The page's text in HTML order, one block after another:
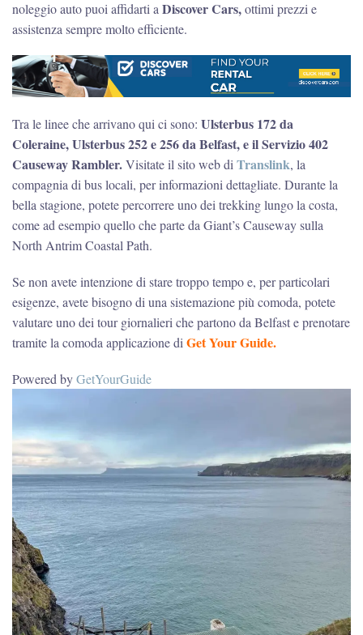
noleggio auto puoi affidarti aDiscover Cars,ottimi prezzi e
assistenza sempre molto efficiente.
Tra le linee che arrivano qui ci sono: Ulsterbus 172 da
Coleraine, Ulsterbus 252 e 256 da Belfast, e il Servizio 402
Causeway Rambler.Visitate il sito web di Translink, la
compagnia di bus locali, per informazioni dettagliate. Durante la
bella stagione, potete percorrere uno dei trekking lungo la costa,
come ad esempio quello che parte da Giant’s Causeway sulla
North Antrim Coastal Path.
Se non avete intenzione di stare troppo tempo e, per particolari
esigenze, avete bisogno di una sistemazione più comoda, potete
valutare uno dei tour giornalieri che partono da Belfast e prenotare
tramite la comoda applicazione di Get Your Guide.
Powered byGetYourGuide